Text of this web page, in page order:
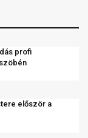
profi
először a